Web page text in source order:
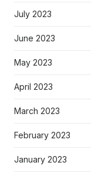
July 2023
June 2023
May 2023
April 2023
March 2023
February 2023
January 2023